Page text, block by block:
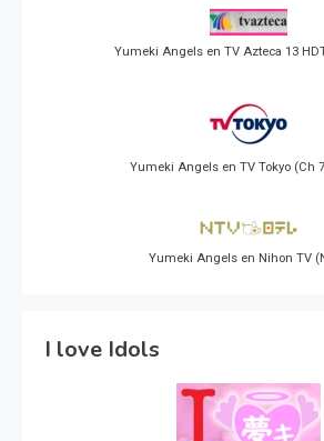
Yumeki Angels en TV Azteca 13
Yumeki Angels en TV Tokyo (Ch
Yumeki Angels en Nihon TV
I love Idols